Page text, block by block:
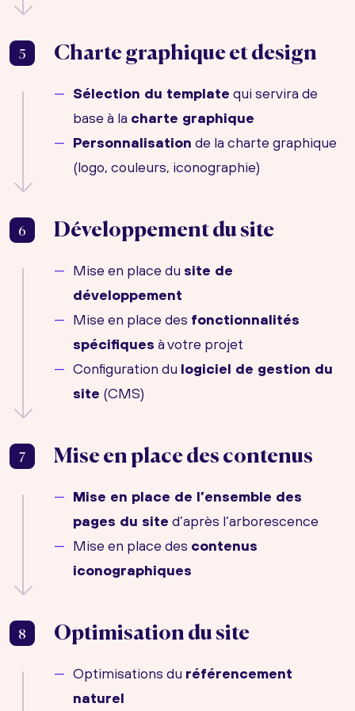
5 Charte graphique et design
Sélection du template qui servira de
base à la charte graphique
Personnalisation de la charte graphique
(logo, couleurs, iconographie)
6 Développement du site
Mise en place du site de
développement
Mise en place des fonctionnalités
spécifiques à votre projet
Configuration du logiciel de gestion du
site (CMS)
7 Mise en place des contenus
Mise en place de l’ensemble des
pages du site d’après l’arborescence
Mise en place des contenus
iconographiques
8 Optimisation du site
Optimisations du référencement
naturel